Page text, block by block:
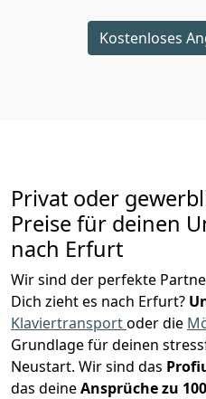
Kostenloses
Privat oder
Preise für deinen
nach Erfurt
Wir sind der perfekte
Dich zieht es nach Erfurt?
Klaviertransportoder die
Grundlage für deinen
Neustart. Wir sind das
das deineAnsprüche zu